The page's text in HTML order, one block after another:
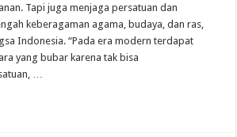
Tapi juga menjaga persatuan dan
keberagaman agama, budaya, dan ras,
Indonesia. “Pada era modern terdapat
yang bubar karena tak bisa
…